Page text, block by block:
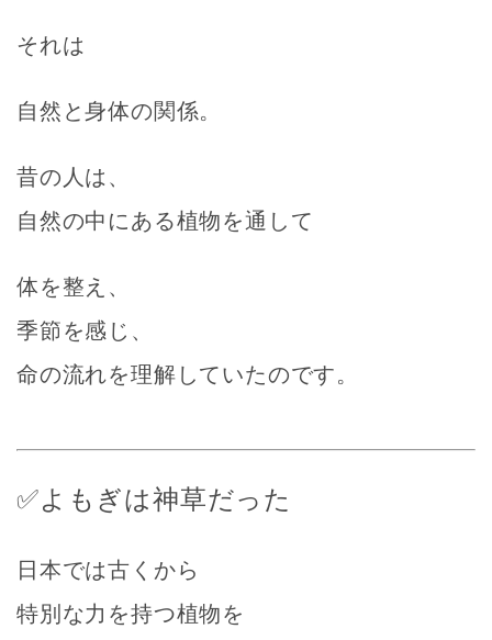
それは
自然と身体の関係。
昔の人は、
自然の中にある植物を通して
体を整え、
季節を感じ、
命の流れを理解していたのです。
✅よもぎは神草だった
日本では古くから
特別な力を持つ植物を